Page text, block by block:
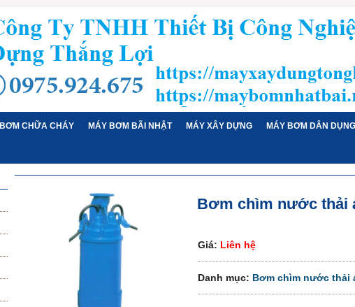
BƠM CHỮA CHÁY MÁY BƠM BÃI NHẬT MÁY XÂY DỰNG MÁY BƠM DÂN DỤNG
Bơm chìm nước thải
Giá: Liên hệ
Danh mục: Bơm chìm nước thải